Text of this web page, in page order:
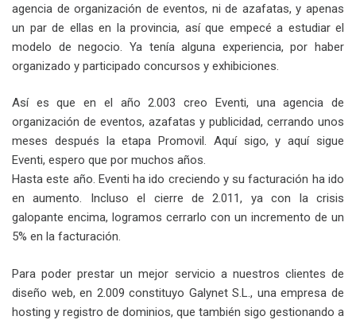
agencia de organización de eventos, ni de azafatas, y apenas
un par de ellas en la provincia, así que empecé a estudiar el
modelo de negocio. Ya tenía alguna experiencia, por haber
organizado y participado concursos y exhibiciones.
Así es que en el año 2.003 creo Eventi, una agencia de
organización de eventos, azafatas y publicidad, cerrando unos
meses después la etapa Promovil. Aquí sigo, y aquí sigue
Eventi, espero que por muchos años.
Hasta este año. Eventi ha ido creciendo y su facturación ha ido
en aumento. Incluso el cierre de 2.011, ya con la crisis
galopante encima, logramos cerrarlo con un incremento de un
5% en la facturación.
Para poder prestar un mejor servicio a nuestros clientes de
diseño web, en 2.009 constituyo Galynet S.L., una empresa de
hosting y registro de dominios, que también sigo gestionando a